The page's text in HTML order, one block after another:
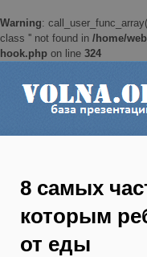
Warning:
class '' not found in /home/
hook.php on line 324
8 самых
которым
от еды